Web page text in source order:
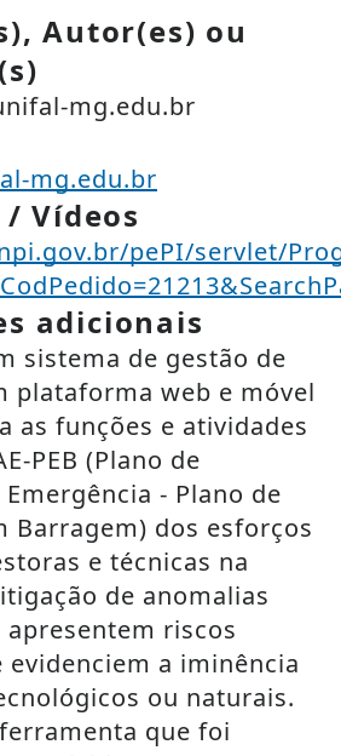
Autor(es) ou
mg.edu.br
mg.edu.br
Vídeos
pePI/servlet/
adicionais
sistema de gestão de
plataforma web e móvel
as funções e atividades
PEB (Plano de
- Plano de
Barragem) dos esforços
e técnicas na
de anomalias
riscos
a iminência
ou naturais.
ferramenta que foi